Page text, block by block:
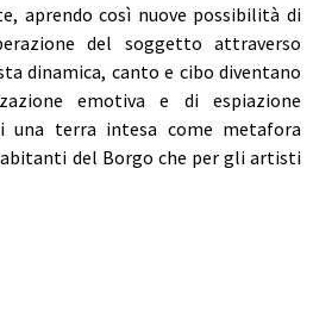
aprendo così nuove possibilità di
del soggetto attraverso
dinamica, canto e cibo diventano
emotiva e di espiazione
una terra intesa come metafora
abitanti del Borgo che per gli artisti